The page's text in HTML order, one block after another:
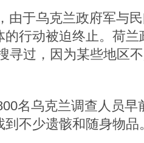
由于乌克兰政府军与
的行动被迫终止。荷兰
寻过，因为某些地区
名乌克兰调查人员早
到不少遗骸和随身物品